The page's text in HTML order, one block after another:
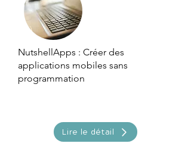
NutshellApps : Créer des
applications mobiles sans
programmation
Lire le détail